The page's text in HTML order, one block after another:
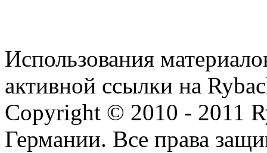
Использования
активной ссылки на
Copyright © 2010 - 2011
Германии. Все права